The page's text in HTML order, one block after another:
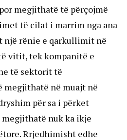
megjithatë të përçojmë
të cilat i marrim nga ana
një rënie e qarkullimit në
vitit, tek kompanitë e
të sektorit të
megjithatë në muajt në
për sa i përket
nuk ka ikje
Rrjedhimisht edhe